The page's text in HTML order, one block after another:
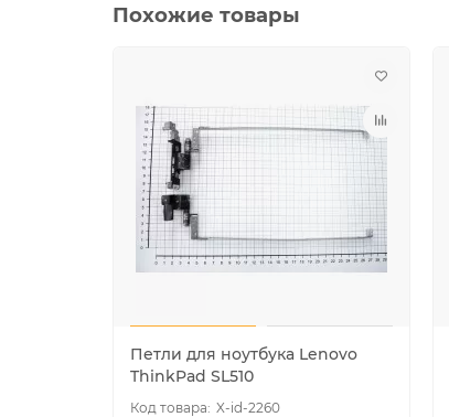
Похожие товары
Петли для ноутбука Lenovo
ThinkPad SL510
X-id-2260